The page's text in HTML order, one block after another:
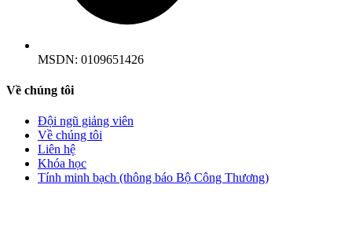
MSDN: 0109651426
Về chúng tôi
Đội ngũ giảng viên
Về chúng tôi
Liên hệ
Khóa học
Tính minh bạch (thông báo Bộ Công Thương)